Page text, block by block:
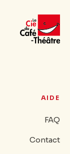
AIDE
FAQ
Contact